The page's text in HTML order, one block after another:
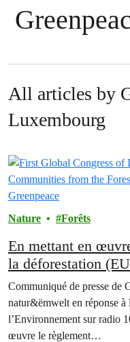
All articles by
Luxembourg
Nature Forêts
En mettant en
la déforestation
luxembourgeois
lutte contre la
Communiqué de presse de
natur&ëmwelt en réponse
l’Environnement sur radio
œuvre le règlement…